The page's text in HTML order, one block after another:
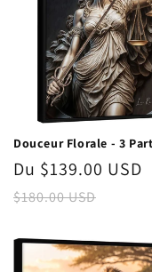
Douceur Florale - 3
Prix
promotionnel
Du $139.00 USD
$180.00 USD